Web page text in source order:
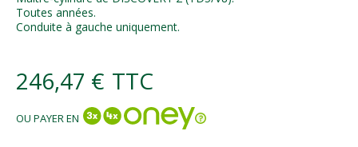
Toutes années.
Conduite à gauche uniquement.
246,47 € TTC
OU PAYER EN